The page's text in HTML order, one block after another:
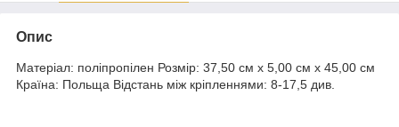
Опис
Матеріал: поліпропілен Розмір: 37,50 см x 5,00 см x 45,00 см
Країна: Польща Відстань між кріпленнями: 8-17,5 див.